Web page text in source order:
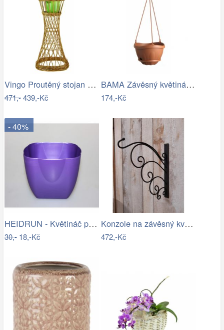
Vingo Proutěný stojan na květiny…
471,-439,-Kč
BAMA Závěsný květináč s miskou GONDOLA…
174,-Kč
- 40%
HEIDRUN - Květináč plast 13x13cm různé…
30,-18,-Kč
Konzole na závěsný květináč - IS
472,-Kč